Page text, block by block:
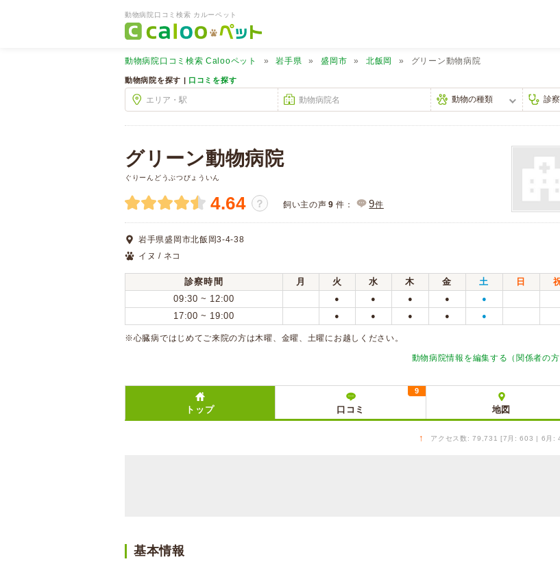
動物病院口コミ検索 カルーペット
動物病院口コミ検索 Calooペット 岩手県 盛岡市 北飯岡 グリーン動物病院
動物病院を探す | 口コミを探す
グリーン動物病院
ぐりーんどうぶつびょういん
4.64 ？ 飼い主の声 9 件： 9件
岩手県盛岡市北飯岡3-4-38
イヌ / ネコ
診察時間 月 火 水 木 金 土 日
09:30 ~ 12:00
● ● ● ● ●
17:00 ~ 19:00 ● ● ● ● ●
※心臓病ではじめてご来院の方は木曜、金曜、土曜にお越しください。
動物病院情報を編集する（関係者の方
トップ 口コミ
9
地図
↑ アクセス数: 79,731 [7月: 603 | 6月:
基本情報